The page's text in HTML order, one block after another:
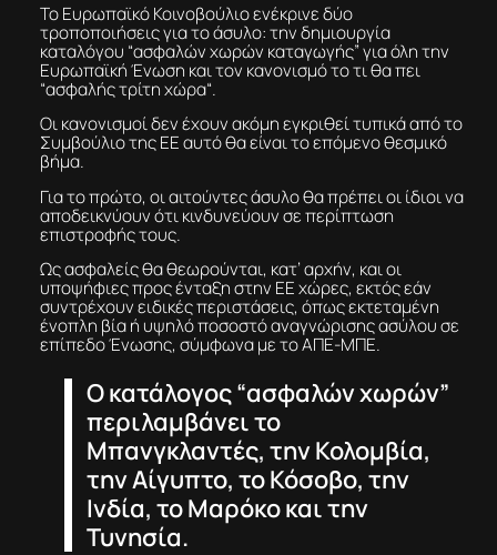
Το Ευρωπαϊκό Κοινοβούλιο ενέκρινε δύο
τροποποιήσεις για το άσυλο: την δημιουργία
καταλόγου “ασφαλών χωρών καταγωγής” για όλη την
Ευρωπαϊκή Ένωση και τον κανονισμό το τι θα πει
“ασφαλής τρίτη χώρα“.
Οι κανονισμοί δεν έχουν ακόμη εγκριθεί τυπικά από το
Συμβούλιο της ΕΕ αυτό θα είναι το επόμενο θεσμικό
βήμα.
Για το πρώτο, οι αιτούντες άσυλο θα πρέπει οι ίδιοι να
αποδεικνύουν ότι κινδυνεύουν σε περίπτωση
επιστροφής τους.
Ως ασφαλείς θα θεωρούνται, κατ’ αρχήν, και οι
υποψήφιες προς ένταξη στην ΕΕ χώρες, εκτός εάν
συντρέχουν ειδικές περιστάσεις, όπως εκτεταμένη
ένοπλη βία ή υψηλό ποσοστό αναγνώρισης ασύλου σε
επίπεδο Ένωσης, σύμφωνα με το ΑΠΕ-ΜΠΕ.
Ο κατάλογος “ασφαλών χωρών”
περιλαμβάνει το
Μπανγκλαντές, την Κολομβία,
την Αίγυπτο, το Κόσοβο, την
Ινδία, το Μαρόκο και την
Τυνησία.